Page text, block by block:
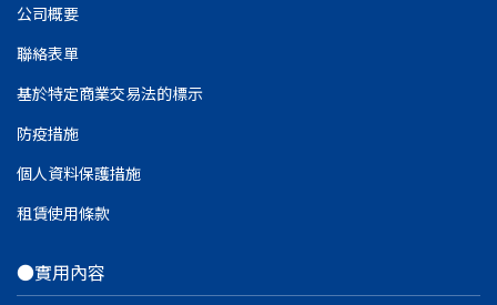
公司概要
聯絡表單
基於特定商業交易法的標示
防疫措施
個人資料保護措施
租賃使用條款
●實用內容